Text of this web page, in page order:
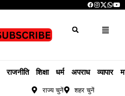
राजनीति शिक्षा धर्म अपराध व्यापार
राज्य चुनें शहर चुनें